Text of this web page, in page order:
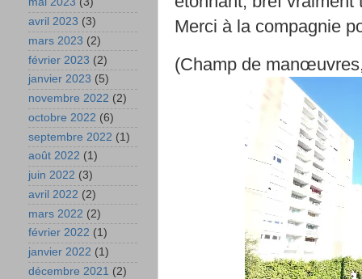
Merci à la compagnie
(Champ de
avril 2023 (3)
mars 2023 (2)
février 2023 (2)
janvier 2023 (5)
novembre 2022 (2)
octobre 2022 (6)
septembre 2022 (1)
août 2022 (1)
juin 2022 (3)
avril 2022 (2)
mars 2022 (2)
février 2022 (1)
janvier 2022 (1)
décembre 2021 (2)